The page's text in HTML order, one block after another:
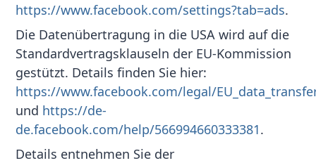
https://www.facebook.com/settings?tab=ads.
Die Datenübertragung in die USA wird auf die
Standardvertragsklauseln der EU-Kommission
gestützt. Details finden Sie hier:
https://www.facebook.com/legal/
und https://de-
de.facebook.com/help/566994660333381.
Details entnehmen Sie der